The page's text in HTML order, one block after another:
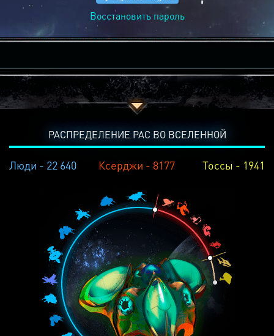
Восстановить пароль
РАСПРЕДЕЛЕНИЕ РАС ВО ВСЕЛЕННОЙ
Люди - 22 640 Ксерджи - 8177 Тоссы - 1941